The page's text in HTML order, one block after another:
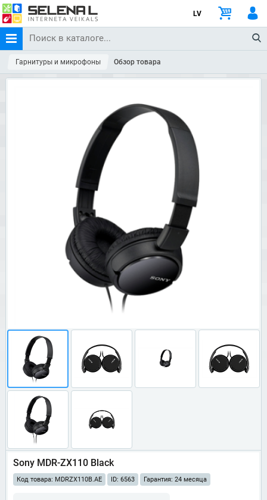
LV
Гарнитуры и микрофоны Обзор товара
Sony MDR-ZX110 Black
Код товара: MDRZX110B.AE ID: 6563 Гарантия: 24 месяца